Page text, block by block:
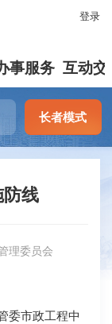
登录
事服务 互动交
长者模式
线
理委员会
委市政工程中